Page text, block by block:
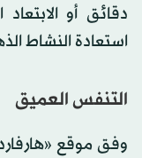
دقائق أو
استعادة النشاط
التنفس العميق
وفق موقع